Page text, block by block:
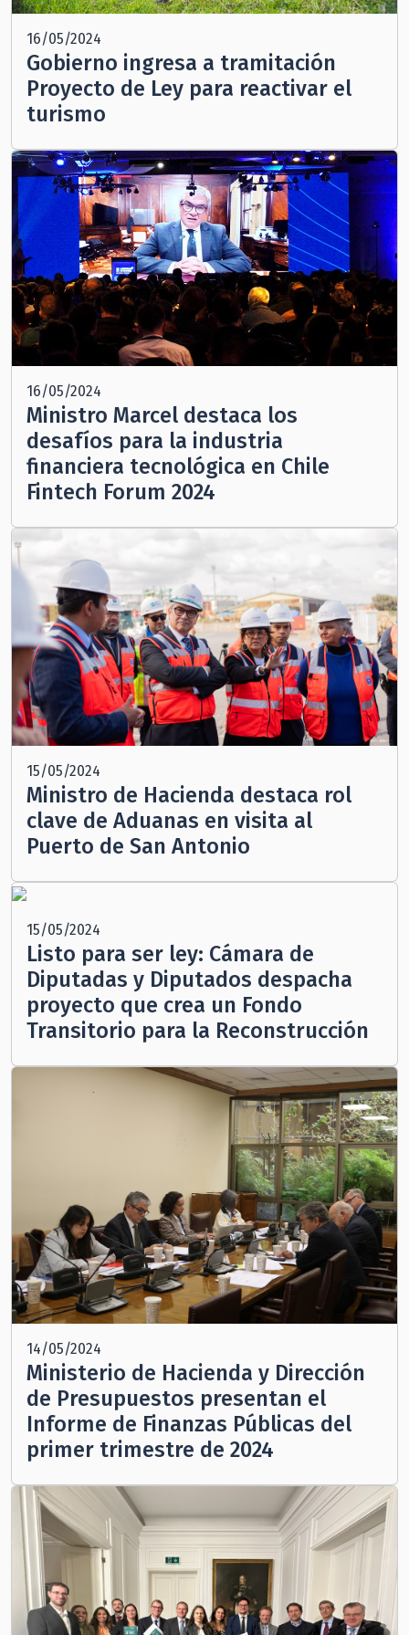
16/05/2024
Gobierno ingresa a tramitación
Proyecto de Ley para reactivar el
turismo
16/05/2024
Ministro Marcel destaca los
desafíos para la industria
financiera tecnológica en Chile
Fintech Forum 2024
15/05/2024
Ministro de Hacienda destaca rol
clave de Aduanas en visita al
Puerto de San Antonio
15/05/2024
Listo para ser ley: Cámara de
Diputadas y Diputados despacha
proyecto que crea un Fondo
Transitorio para la Reconstrucción
14/05/2024
Ministerio de Hacienda y Dirección
de Presupuestos presentan el
Informe de Finanzas Públicas del
primer trimestre de 2024